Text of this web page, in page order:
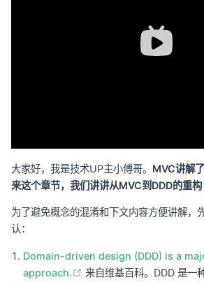
大家好，我是技术UP主小傅哥。 MVC讲解
来这个章节，我们讲讲从MVC到DDD的重构
为了避免概念的混淆和下文内容方便讲解，
认：
Domain-driven design (DDD) is a
approach.
(opens new window)
来自维基百科。DDD 是一